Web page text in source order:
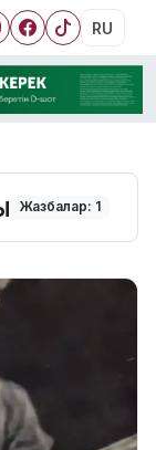
RU
Жазбалар: 1